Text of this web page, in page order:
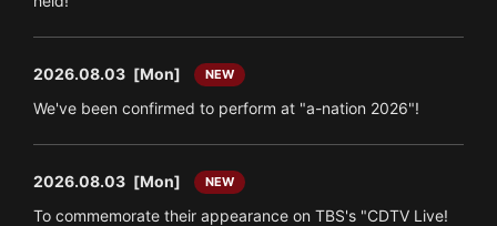
2026.08.03 [Mon] NEW
We've been confirmed to perform at "a-nation 2026"!
2026.08.03 [Mon] NEW
To commemorate their appearance on TBS's "CDTV Live!